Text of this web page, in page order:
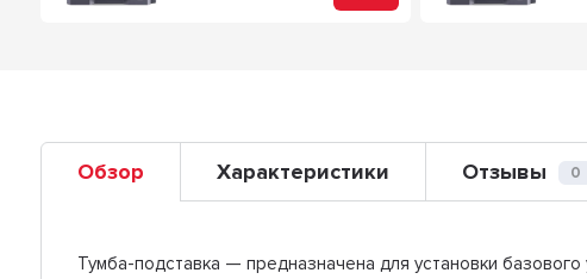
Обзор Характеристики Отзывы 0
Тумба-подставка — предназначена для установки